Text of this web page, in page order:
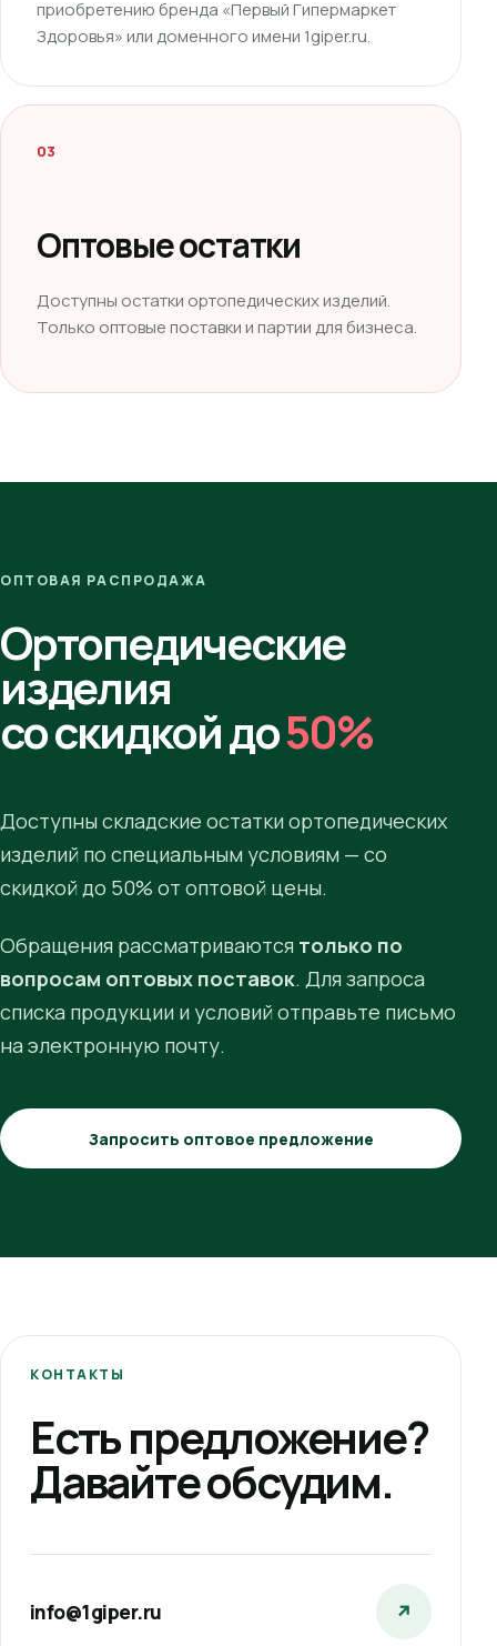
приобретению бренда «Первый Гипермаркет
Здоровья» или доменного имени 1giper.ru.
03
Оптовые остатки
Доступны остатки ортопедических изделий.
Только оптовые поставки и партии для бизнеса.
ОПТОВАЯ РАСПРОДАЖА
Ортопедические
изделия
со скидкой до50%
Доступны складские остатки ортопедических
изделий по специальным условиям — со
скидкой до 50% от оптовой цены.
Обращения рассматриваются только по
вопросам оптовых поставок. Для запроса
списка продукции и условий отправьте письмо
на электронную почту.
Запросить оптовое предложение
КОНТАКТЫ
Есть предложение?
Давайте обсудим.
info@1giper.ru ↗